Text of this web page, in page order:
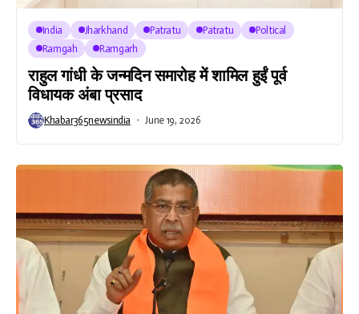
India Jharkhand Patratu Patratu
Poltical
Ramgah
Ramgarh
राहुल गांधी के जन्मदिन समारोह में शामिल हुईं पूर्व
विधायक अंबा प्रसाद
Khabar365newsindia June 19, 2026